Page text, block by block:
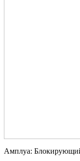
Амплуа: